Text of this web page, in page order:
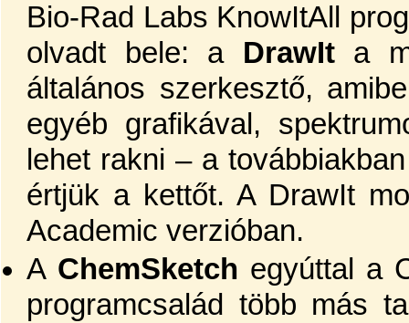
Bio-Rad Labs KnowItAll
olvadt bele: a DrawIta
általános szerkesztő,
egyéb grafikával,
lehet rakni – a
értjük a kettőt. A DrawIt
Academic verzióban.
A ChemSketch egyúttal a
programcsalád több más